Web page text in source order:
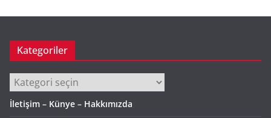
Kategoriler
Kategoriler
İletişim – Künye – Hakkımızda